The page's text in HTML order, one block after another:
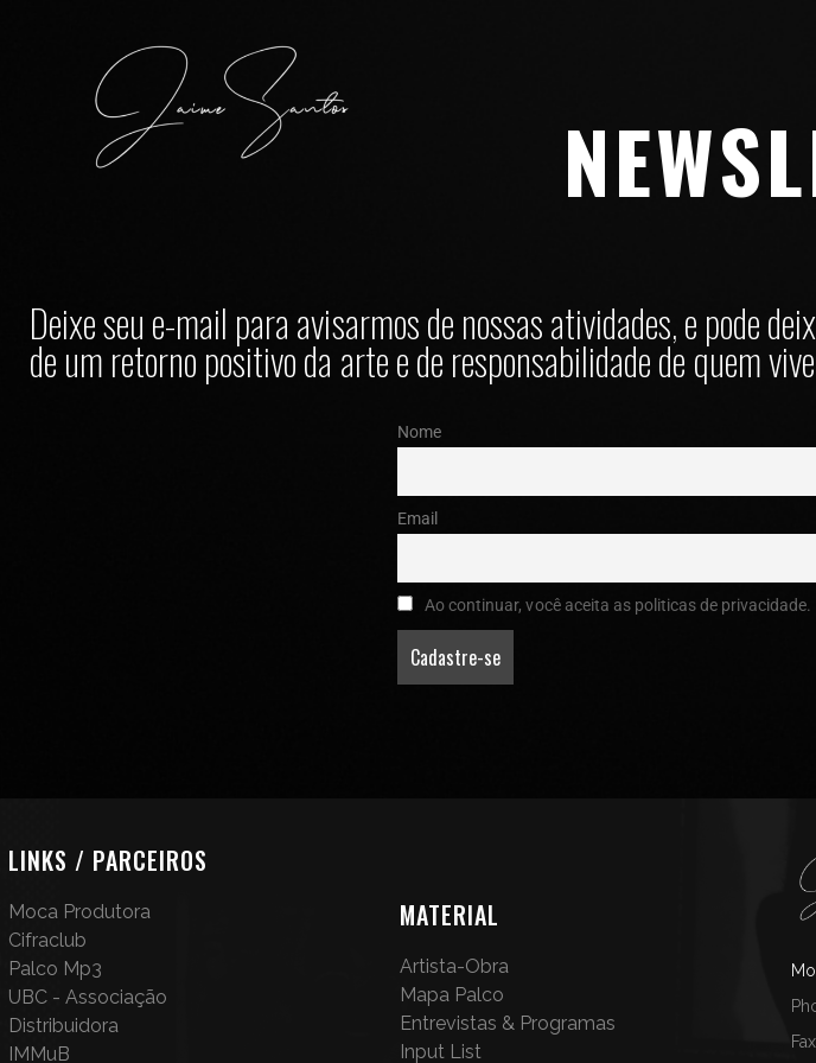
Deixe seu e-mail para avisarmos de nossas atividades, e pode
de um retorno positivo da arte e de responsabilidade de quem
Nome
Email
Ao continuar, você aceita as politicas de privacidade.
LINKS / PARCEIROS
Moca Produtora
Cifraclub
Palco Mp3
UBC - Associação
Distribuidora
IMMuB
MATERIAL
Artista-Obra
Mapa Palco
Entrevistas & Programas
Input List